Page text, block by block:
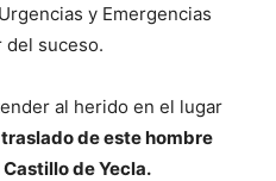
y Emergencias
del suceso.
al herido en el lugar
de este hombre
de Yecla.